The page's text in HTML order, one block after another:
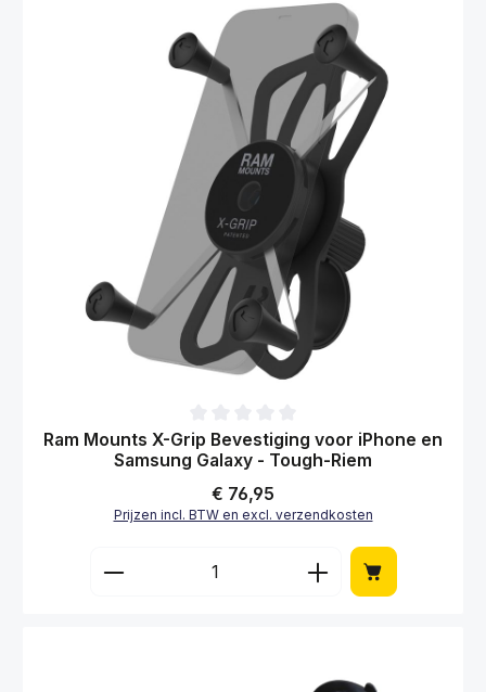
Gemiddelde waardering van 0 van 5 sterren
Ram Mounts X-Grip Bevestiging voor iPhone en
Samsung Galaxy - Tough-Riem
Normale prijs:
€ 76,95
Prijzen incl. BTW en excl. verzendkosten
Producthoeveelheid: Voer de gewenste